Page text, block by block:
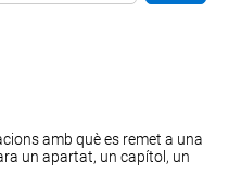
parts o elements als quals es
amb què es remet a una
un apartat, un capítol, un